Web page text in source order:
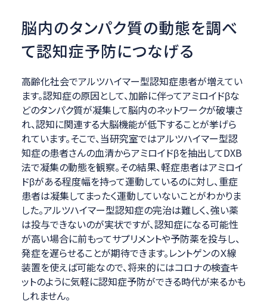
脳内のタンパク質の動態を調べ
て認知症予防につなげる
高齢化社会でアルツハイマー型認知症患者が増えてい
ます。認知症の原因として、加齢に伴ってアミロイドβな
どのタンパク質が凝集して脳内のネットワークが破壊さ
れ、認知に関連する大脳機能が低下することが挙げら
れています。そこで、当研究室ではアルツハイマー型認
知症の患者さんの血清からアミロイドβを抽出してDXB
法で凝集の動態を観察。その結果、軽症患者はアミロイ
ドβがある程度幅を持って運動しているのに対し、重症
患者は凝集してまったく運動していないことがわかりま
した。アルツハイマー型認知症の完治は難しく、強い薬
は投与できないのが実状ですが、認知症になる可能性
が高い場合に前もってサプリメントや予防薬を投与し、
発症を遅らせることが期待できます。レントゲンのＸ線
装置を使えば可能なので、将来的にはコロナの検査キ
ットのように気軽に認知症予防ができる時代が来るかも
しれません。